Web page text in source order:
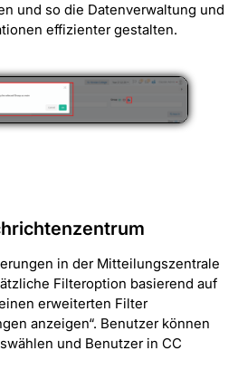
und so die Datenverwaltung und
effizienter gestalten.
in der Mitteilungszentrale
Filteroption basierend auf
erweiterten Filter
anzeigen“. Benutzer können
und Benutzer in CC